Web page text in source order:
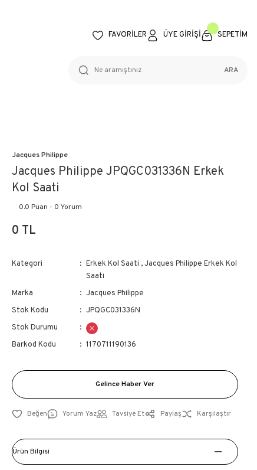
FAVORİLER ÜYE GİRİŞİ SEPETİM
ARA
Jacques Philippe
Jacques Philippe JPQGC031336N Erkek
Kol Saati
0.0 Puan - 0 Yorum
0 TL
Kategori Erkek Kol Saati ,Jacques Philippe Erkek Kol
Saati
Marka
Jacques Philippe
Stok Kodu
JPQGC031336N
Stok Durumu
Barkod Kodu
1170711190136
Gelince Haber Ver
Yorum Yaz Tavsiye Et Paylaş Karşılaştır
Ürün Bilgisi